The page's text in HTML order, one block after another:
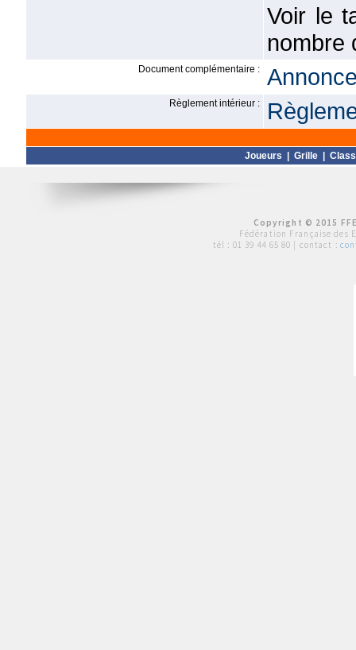
Voir le
nombre
Document complémentaire :
Règlement intérieur :
Joueurs Grille
Copyright © 2015
Fédération Française des
tél : 01 39 44 65 80 | contact :